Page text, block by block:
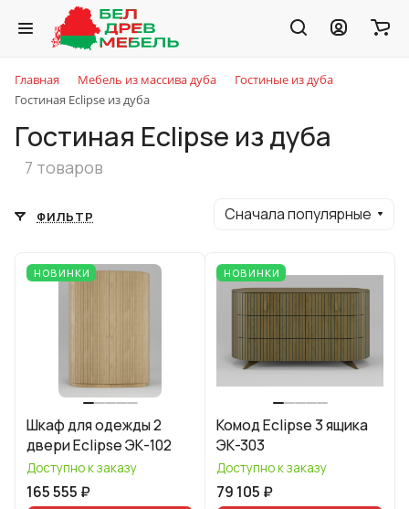
Главная Мебель из массива дуба
Гостиные из дуба
Гостиная Eclipse из дуба
Гостиная Eclipse из дуба
7 товаров
ФИЛЬТР Сначала популярные
НОВИНКИ
Шкаф для одежды 2
двери Eclipse ЭК-102
Доступно к заказу
165 555 ₽
НОВИНКИ
Комод Eclipse 3 ящика
ЭК-303
Доступно к заказу
79 105 ₽